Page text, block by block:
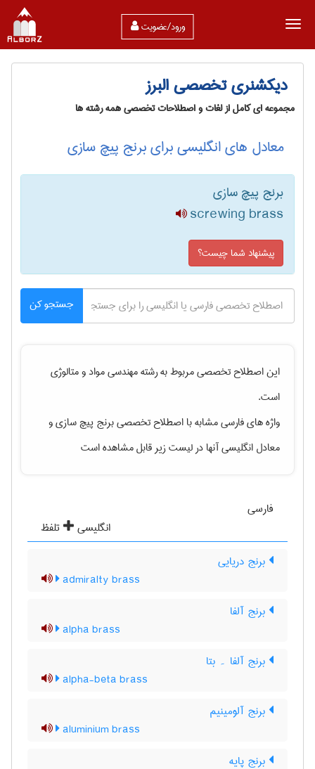
ورود/عضویت
دیکشنری تخصصی البرز
مجموعه ای کامل از لغات و اصطلاحات تخصصی همه رشته ها
معادل های انگلیسی برای برنج پیچ سازی
برنج پیچ سازی
screwing brass
پیشنهاد شما چیست؟
جستجو کن
این اصطلاح تخصصی مربوط به رشتهمهندسی مواد و متالوژی
است.
واژه های فارسی مشابه با اصطلاح تخصصیبرنج پیچ سازیو
معادل انگلیسی آنها در لیست زیر قابل مشاهده است
فارسی
انگلیسی
تلفظ
برنج دریایی
admiralty brass
برنج آلفا
alpha brass
برنج آلفا ۔ بتا
alpha-beta brass
برنج آلومینیم
aluminium brass
برنج پایه